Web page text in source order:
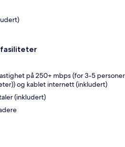
på 250+ mbps (for 3-5 personer
og kablet internett (inkludert)
(inkludert)